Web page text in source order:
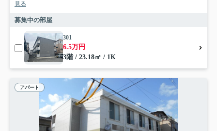
見る
募集中の部屋
301
6.5万円
3階 / 23.18㎡ / 1K
アパート